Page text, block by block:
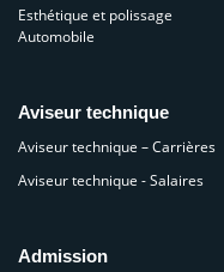
Esthétique et polissage
Automobile
Aviseur technique
Aviseur technique – Carrières
Aviseur technique - Salaires
Admission